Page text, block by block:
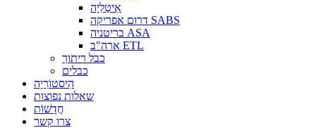
אִיטַלִיָה
דרום אפריקה SABS
בריטניה ASA
ארה"ב ETL
כבל ריתוך
כבלים
הִיסטוֹרִיָה
שאלות נפוצות
חֲדָשׁוֹת
צרו קשר